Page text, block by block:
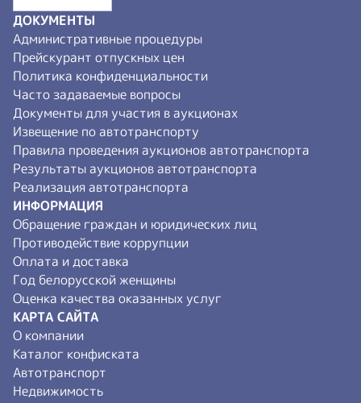
ДОКУМЕНТЫ
Административные процедуры
Прейскурант отпускных цен
Политика конфиденциальности
Часто задаваемые вопросы
Документы для участия в аукционах
Извещение по автотранспорту
Правила проведения аукционов автотранспорта
Результаты аукционов автотранспорта
Реализация автотранспорта
ИНФОРМАЦИЯ
Обращение граждан и юридических лиц
Противодействие коррупции
Оплата и доставка
Год белорусской женщины
Оценка качества оказанных услуг
КАРТА САЙТА
О компании
Каталог конфиската
Автотранспорт
Недвижимость